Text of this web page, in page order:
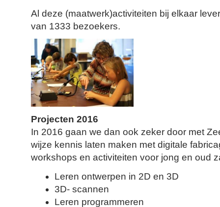
Al deze (maatwerk)activiteiten bij elkaar
van 1333 bezoekers.
Projecten 2016
In 2016 gaan we dan ook zeker door met
wijze kennis laten maken met digitale
workshops en activiteiten voor jong en oud
Leren ontwerpen in 2D en 3D
3D- scannen
Leren programmeren